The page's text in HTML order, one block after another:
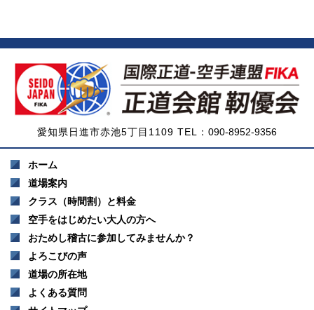
愛知県日進市赤池5丁目1109 TEL： 090-8952-9356
ホーム
道場案内
クラス（時間割）と料金
空手をはじめたい大人の方へ
おためし稽古に参加してみませんか？
よろこびの声
道場の所在地
よくある質問